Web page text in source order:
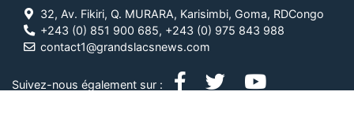
32, Av. Fikiri, Q. MURARA, Karisimbi, Goma, RDCongo
+243 (0) 851 900 685, +243 (0) 975 843 988
contact1@grandslacsnews.com
Suivez-nous également sur :